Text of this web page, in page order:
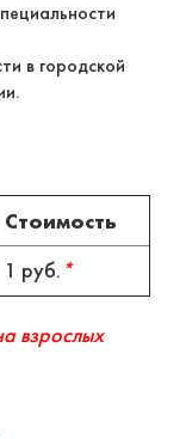
в городской
Стоимость
1 руб. *
взрослых